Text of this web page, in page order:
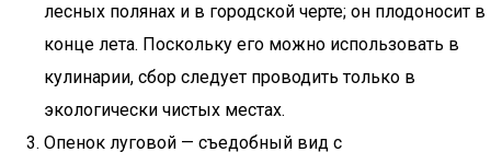
лесных полянах и в городской черте; он плодоносит в
конце лета. Поскольку его можно использовать в
кулинарии, сбор следует проводить только в
экологически чистых местах.
Опенок луговой — съедобный вид с